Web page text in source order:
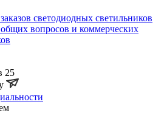
светодиодных светильников
вопросов и коммерческих
25